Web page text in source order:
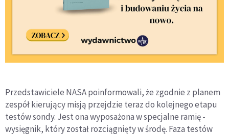
Przedstawiciele NASA poinformowali, że zgodnie z planem
zespół kierujący misją przejdzie teraz do kolejnego etapu
testów sondy. Jest ona wyposażona w specjalne ramię -
wysięgnik, który został rozciągnięty w środę. Faza testów